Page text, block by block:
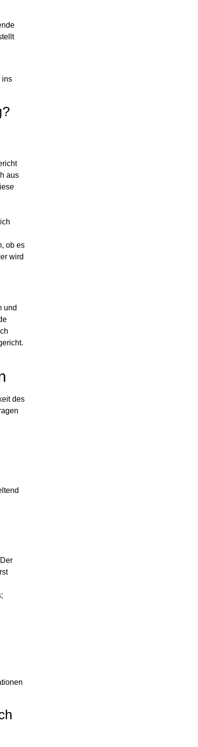
ins
aus
ob es
wird
und
des